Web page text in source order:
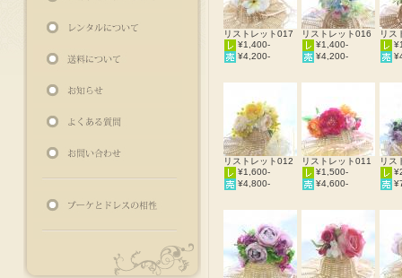
リストレット017
¥1,400-
¥4,200-
リストレット016
¥1,400-
¥4,200-
リス
リストレット012
¥1,600-
¥4,800-
リストレット011
¥1,500-
¥4,600-
リス